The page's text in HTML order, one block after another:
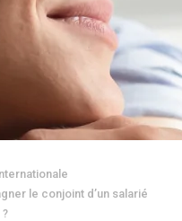
le conjoint d’un salarié